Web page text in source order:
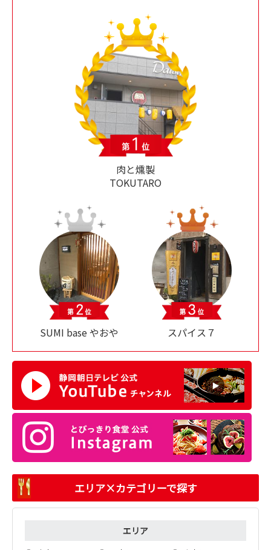
肉と燻製
TOKUTARO
SUMI base やおや スパイス７
エリア×カテゴリーで探す
エリア